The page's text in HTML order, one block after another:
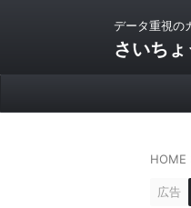
データ重視の
さいち
HOME
広告